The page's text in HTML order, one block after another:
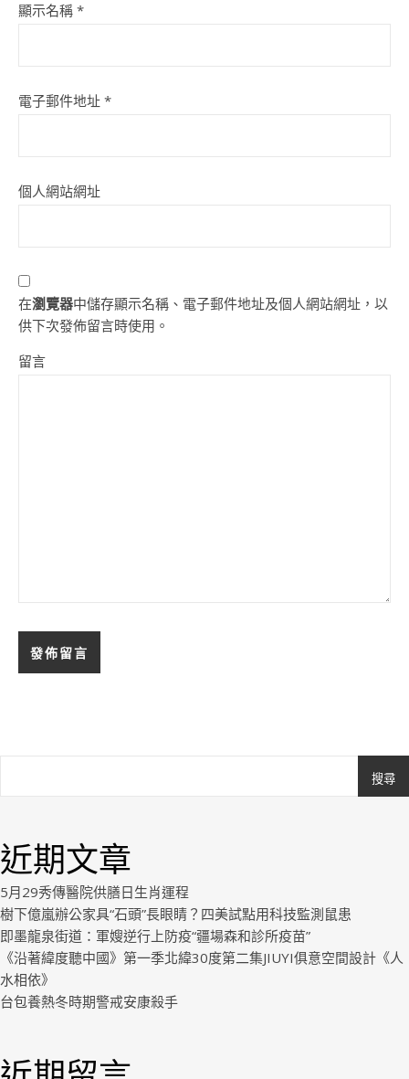
顯示名稱 *
電子郵件地址 *
個人網站網址
在瀏覽器中儲存顯示名稱、電子郵件地址及個人網站網址，以
供下次發佈留言時使用。
留言
搜尋
近期文章
5月29秀傳醫院供膳日生肖運程
樹下億嵐辦公家具“石頭”長眼睛？四美試點用科技監測鼠患
即墨龍泉街道：軍嫂逆行上防疫“疆場森和診所疫苗”
《沿著緯度聽中國》第一季北緯30度第二集JIUYI俱意空間設計《人
水相依》
台包養熱冬時期警戒安康殺手
Royal.